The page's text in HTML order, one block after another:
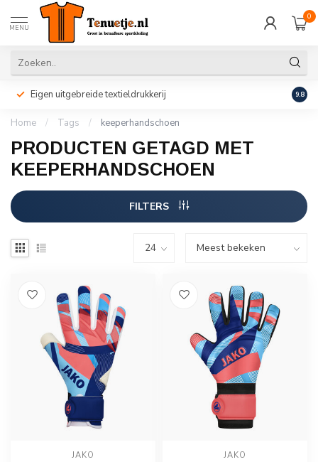
MENU
0
Eigen uitgebreide textieldrukkerij 9.8
Home / Tags / keeperhandschoen
PRODUCTEN GETAGD MET
KEEPERHANDSCHOEN
FILTERS
JAKO JAKO